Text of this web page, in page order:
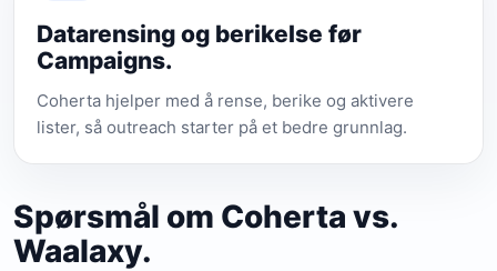
Datarensing og berikelse før
Campaigns.
Coherta hjelper med å rense, berike og aktivere
lister, så outreach starter på et bedre grunnlag.
Spørsmål om Coherta vs.
Waalaxy.